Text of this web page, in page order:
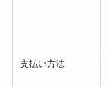
支払い方法